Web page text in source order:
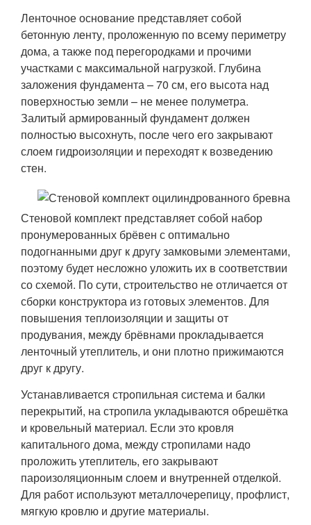
Ленточное основание представляет собой
бетонную ленту, проложенную по всему периметру
дома, а также под перегородками и прочими
участками с максимальной нагрузкой. Глубина
заложения фундамента – 70 см, его высота над
поверхностью земли – не менее полуметра.
Залитый армированный фундамент должен
полностью высохнуть, после чего его закрывают
слоем гидроизоляции и переходят к возведению
стен.
Стеновой комплект представляет собой набор
пронумерованных брёвен с оптимально
подогнанными друг к другу замковыми элементами,
поэтому будет несложно уложить их в соответствии
со схемой. По сути, строительство не отличается от
сборки конструктора из готовых элементов. Для
повышения теплоизоляции и защиты от
продувания, между брёвнами прокладывается
ленточный утеплитель, и они плотно прижимаются
друг к другу.
Устанавливается стропильная система и балки
перекрытий, на стропила укладываются обрешётка
и кровельный материал. Если это кровля
капитального дома, между стропилами надо
проложить утеплитель, его закрывают
пароизоляционным слоем и внутренней отделкой.
Для работ используют металлочерепицу, профлист,
мягкую кровлю и другие материалы.